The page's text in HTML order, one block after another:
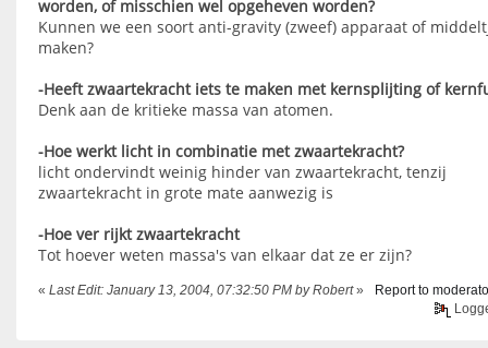
worden, of misschien wel opgeheven worden?
Kunnen we een soort anti-gravity (zweef) apparaat of
maken?
-Heeft zwaartekracht iets te maken met kernsplijting of
Denk aan de kritieke massa van atomen.
-Hoe werkt licht in combinatie met zwaartekracht?
licht ondervindt weinig hinder van zwaartekracht, tenzij
zwaartekracht in grote mate aanwezig is
-Hoe ver rijkt zwaartekracht
Tot hoever weten massa's van elkaar dat ze er zijn?
« Last Edit: January 13, 2004, 07:32:50 PM by Robert»
Report to